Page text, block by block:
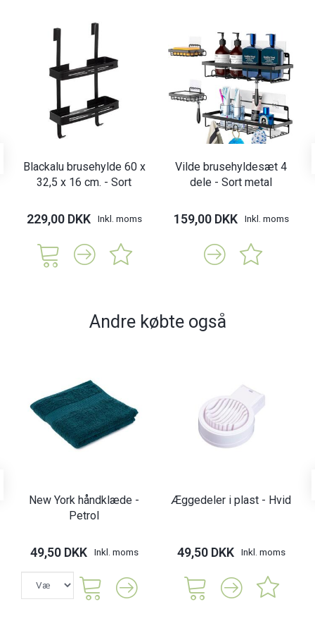
Blackalu brusehylde 60 x
32,5 x 16 cm. - Sort
229,00 DKK Inkl. moms
Vilde brusehyldesæt 4
dele - Sort metal
159,00 DKK Inkl. moms
Andre købte også
New York håndklæde -
Petrol
49,50 DKK Inkl. moms
Æggedeler i plast - Hvid
49,50 DKK Inkl. moms